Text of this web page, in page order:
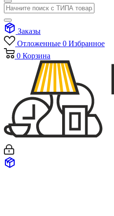
Заказы
Отложенные 0 Избранное
0 Корзина